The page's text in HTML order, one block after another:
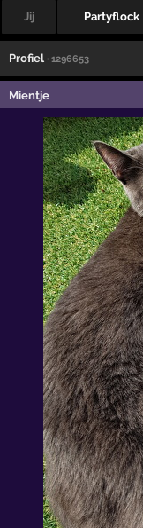
Jij Partyflock
Profiel · 1296653
Mientje